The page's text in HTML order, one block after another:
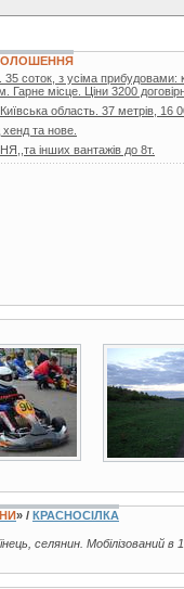
соток, з усіма прибудовами:
Гарне місце. Ціни 3200
область. 37 метрів, 16
та нове.
інших вантажів до 8т.
11 фото
» / КРАСНОСІЛКА
селянин. Мобілізований